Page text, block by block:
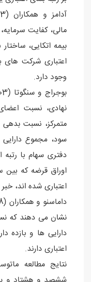
مالی، کفایت
بیمه اتکایی،
اعتباری شرکت های
وجود دارد.
نهادی، نسبت
متمرکز، نسبت
سود، مجموع
دفتری سهام با
اعتباری شده اند،
نشان می دهند که
دارایی ها و بازده
اعتباری دارند.